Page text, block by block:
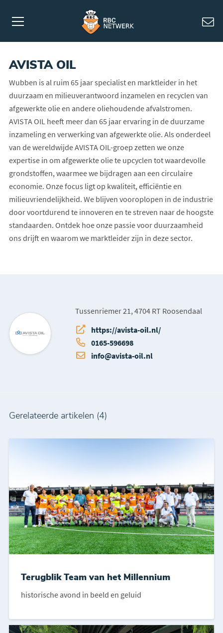
AVISTA OIL
Wubben is al ruim 65 jaar specialist en marktleider in het
duurzaam en milieuverantwoord inzamelen en recyclen van
afgewerkte olie en andere oliehoudende afvalstromen.
AVISTA OIL heeft meer dan 65 jaar ervaring in de duurzame
inzameling en verwerking van afgewerkte olie. Als onderdeel
van de wereldwijde AVISTA OIL-groep zetten we onze
expertise in om afgewerkte olie te upcyclen tot waardevolle
grondstoffen, waarmee we bijdragen aan een circulaire
economie. Onze focus ligt op kwaliteit, efficiëntie en
milieuvriendelijkheid. We blijven vooroplopen in de industrie
door voortdurend te innoveren en te streven naar de hoogste
standaarden. Ontdek hoe onze passie voor duurzaamheid
ons drijft en waarom we marktleider zijn in deze sector.
Tussenriemer 21, 4704 RT Roosendaal
https://avista-oil.nl/
0165-596698
info@avista-oil.nl
Gerelateerde artikelen (4)
Terugblik Team van het Millennium
historische avond in beeld en geluid